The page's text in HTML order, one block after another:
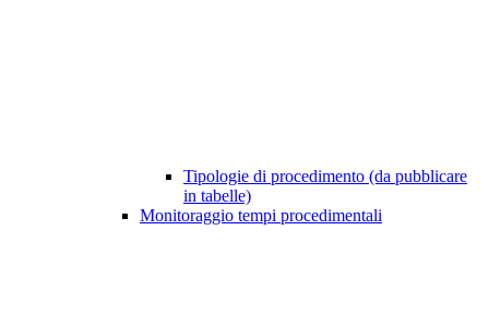
Tipologie di procedimento (da pubblicare
in tabelle)
Monitoraggio tempi procedimentali